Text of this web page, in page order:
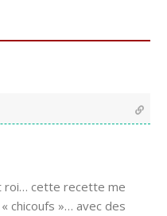
roi… cette recette me
chicoufs »… avec des